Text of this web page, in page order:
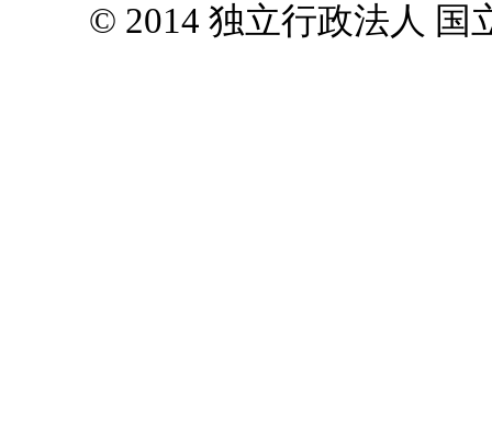
© 2014 独立行政法人 国